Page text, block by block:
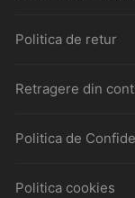
Politica de retur
Retragere din
Politica de
Politica cookies